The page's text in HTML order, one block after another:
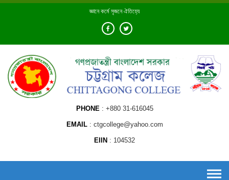
Skip
জ্ঞানে কর্মে সৃজনে ঐতিহ্যে
PHONE +880 31-616045
EMAIL ctgcollege@yahoo.com
EIIN 104532